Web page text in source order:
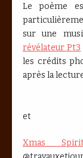
Le poème
sur une
révélateur Pt3
les crédits
après la
et
Xmas Spirit